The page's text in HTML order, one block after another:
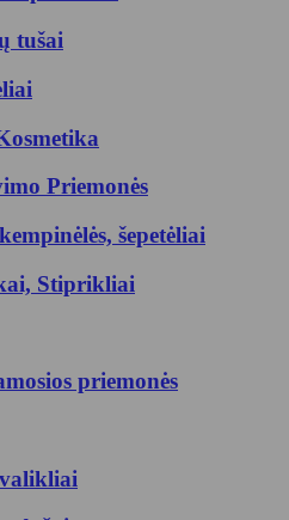
tušai
Priemonės
šepetėliai
Stiprikliai
priemonės